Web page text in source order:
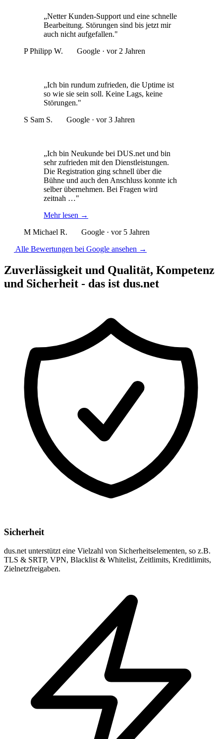
„Netter Kunden-Support und eine schnelle
Bearbeitung. Störungen sind bis jetzt mir
auch nicht aufgefallen."
P Philipp W. Google · vor 2 Jahren
„Ich bin rundum zufrieden, die Uptime ist
so wie sie sein soll. Keine Lags, keine
Störungen."
S Sam S. Google · vor 3 Jahren
„Ich bin Neukunde bei DUS.net und bin
sehr zufrieden mit den Dienstleistungen.
Die Registration ging schnell über die
Bühne und auch den Anschluss konnte ich
selber übernehmen. Bei Fragen wird
zeitnah …"
Mehr lesen →
M Michael R.
Google · vor 5 Jahren
Alle Bewertungen bei Google ansehen →
Zuverlässigkeit und Qualität, Kompetenz
und Sicherheit - das ist dus.net
Sicherheit
dus.net unterstützt eine Vielzahl von Sicherheitselementen, so z.B.
TLS & SRTP, VPN, Blacklist & Whitelist, Zeitlimits, Kreditlimits,
Zielnetzfreigaben.